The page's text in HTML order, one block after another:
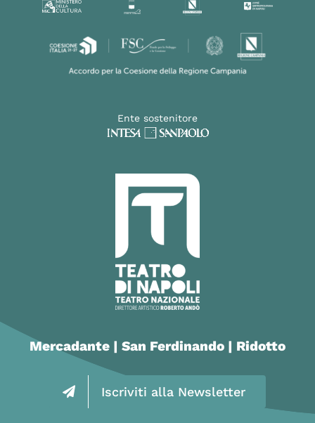
Ente sostenitore
Mercadante | San Ferdinando | Ridotto
Iscriviti alla Newsletter